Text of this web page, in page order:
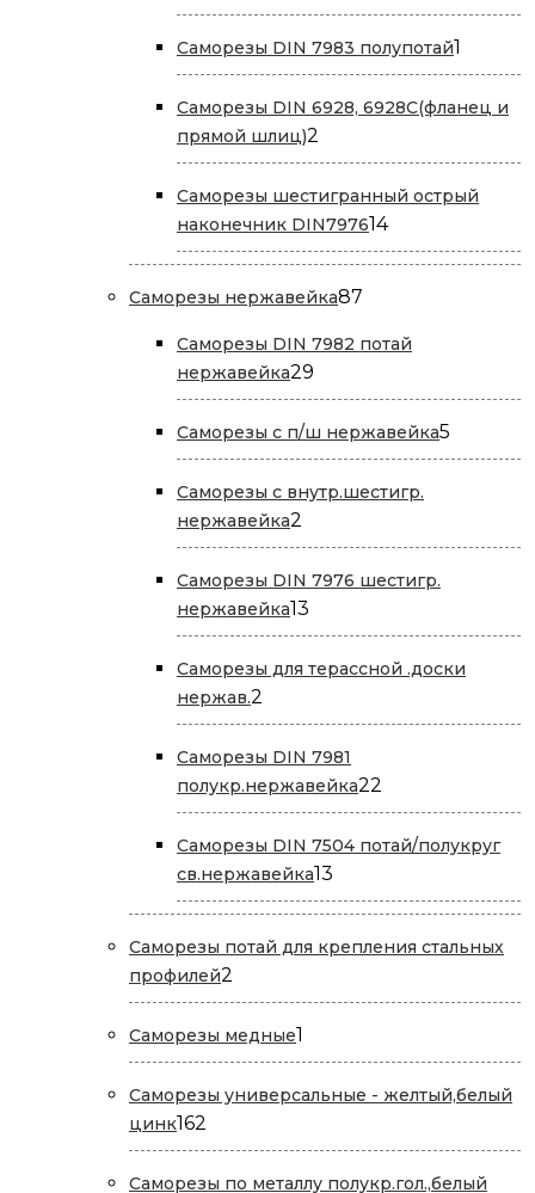
товара
Саморезы DIN 7983 полупотай1
товар
Саморезы DIN 6928, 6928С(фланец и
прямой шлиц)2
товара
Саморезы шестигранный острый
наконечник DIN79761414
товаров
Саморезы нержавейка87
Саморезы DIN 7982 потай
нержавейка29
товаров
Саморезы с п/ш нержавейка5
товаров
Саморезы с внутр.шестигр.
нержавейка2
товара
Саморезы DIN 7976 шестигр.
нержавейка13
товаров
Саморезы для терассной .доски
нержав.2
товара
Саморезы DIN 7981
полукр.нержавейка22
товара
Саморезы DIN 7504 потай/полукруг
св.нержавейка13
товаров
Саморезы потай для крепления стальных
профилей2
товара
Саморезы медные1
товар
Саморезы универсальные - желтый,белый
цинк162
товара
Саморезы по металлу полукр.гол.,белый